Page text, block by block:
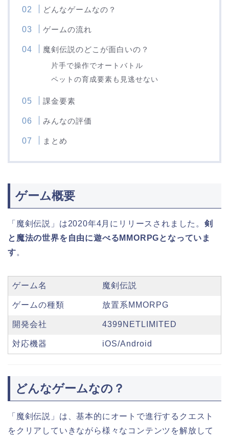
どんなゲームなの？
ゲームの流れ
魔剣伝説のどこが面白いの？
片手で操作でオートバトル
ペットの育成要素も見逃せない
課金要素
みんなの評価
まとめ
ゲーム概要
「魔剣伝説」は2020年4月にリリースされました。 剣
と魔法の世界を自由に遊べるMMORPGとなっていま
す。
ゲーム名 魔剣伝説
ゲームの種類 放置系MMORPG
開発会社 4399NETLIMITED
対応機器 iOS/Android
どんなゲームなの？
「魔剣伝説」は、基本的にオートで進行するクエスト
をクリアしていきながら様々なコンテンツを解放して